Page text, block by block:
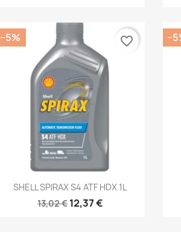
Kiirvaade
SHELL SPIRAX S4 ATF HDX 1L
13,02 €12,37 €
−5% favorite_border